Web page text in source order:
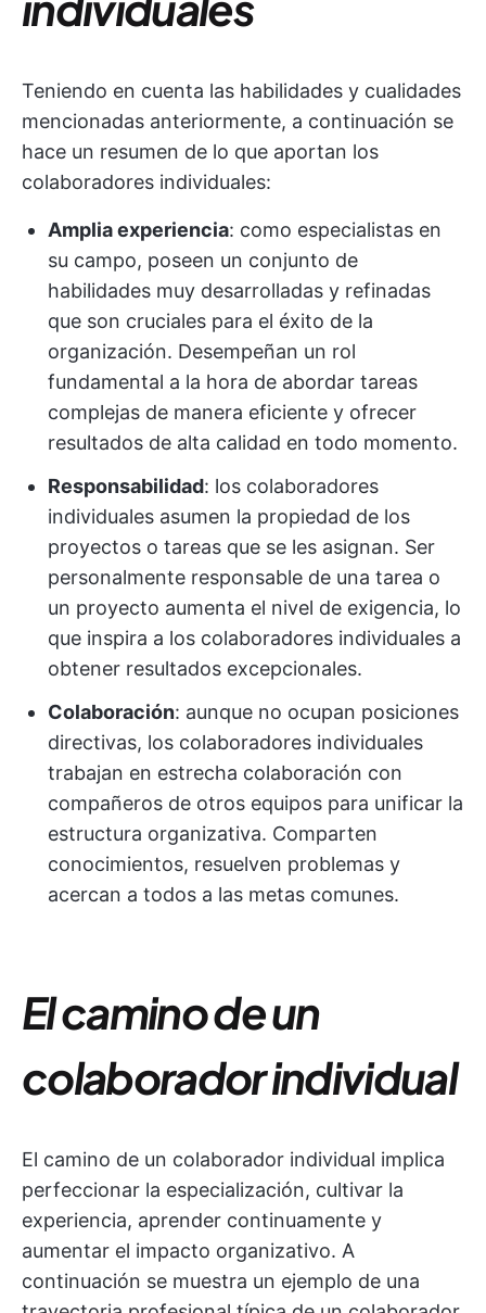
Teniendo en cuenta las habilidades y cualidades
mencionadas anteriormente, a continuación se
hace un resumen de lo que aportan los
colaboradores individuales:
Amplia experiencia: como especialistas en
su campo, poseen un conjunto de
habilidades muy desarrolladas y refinadas
que son cruciales para el éxito de la
organización. Desempeñan un rol
fundamental a la hora de abordar tareas
complejas de manera eficiente y ofrecer
resultados de alta calidad en todo momento.
Responsabilidad: los colaboradores
individuales asumen la propiedad de los
proyectos o tareas que se les asignan. Ser
personalmente responsable de una tarea o
un proyecto aumenta el nivel de exigencia, lo
que inspira a los colaboradores individuales a
obtener resultados excepcionales.
Colaboración: aunque no ocupan posiciones
directivas, los colaboradores individuales
trabajan en estrecha colaboración con
compañeros de otros equipos para unificar la
estructura organizativa. Comparten
conocimientos, resuelven problemas y
acercan a todos a las metas comunes.
El camino de un
colaborador individual
El camino de un colaborador individual implica
perfeccionar la especialización, cultivar la
experiencia, aprender continuamente y
aumentar el impacto organizativo. A
continuación se muestra un ejemplo de una